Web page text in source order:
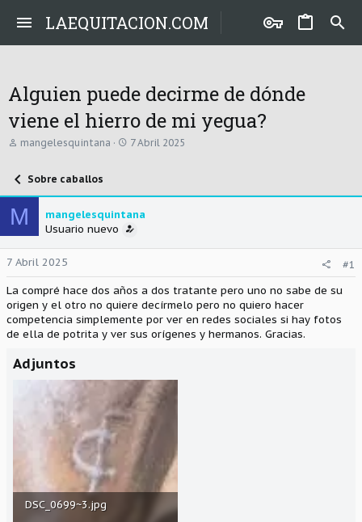
LAEQUITACION.COM
Alguien puede decirme de dónde
viene el hierro de mi yegua?
A
o
r
mangelesquintana
F
a
e
i
o
7 Abril 2025
Sobre caballos
M
mangelesquintana
Usuario nuevo
7 Abril 2025
#1
La compré hace dos años a dos tratante pero uno no sabe de su
origen y el otro no quiere decírmelo pero no quiero hacer
competencia simplemente por ver en redes sociales si hay fotos
de ella de potrita y ver sus orígenes y hermanos. Gracias.
Adjuntos
DSC_0699~3.jpg